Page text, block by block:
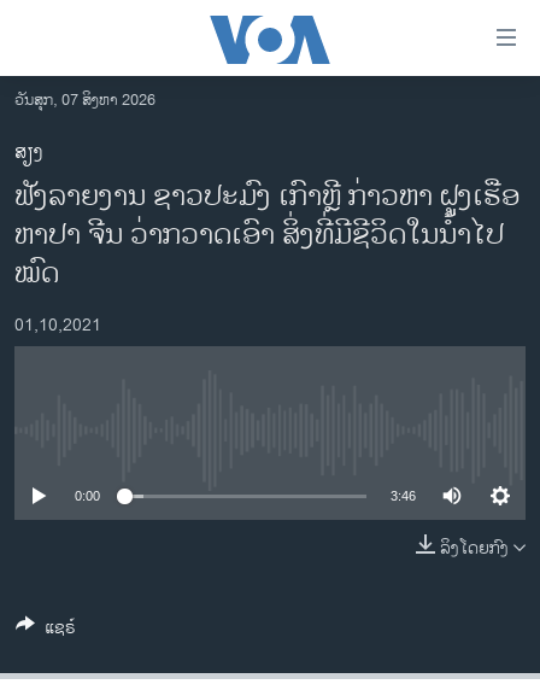
ເຂົ້າ
ຫາ
ຂ້າມ
ຂ້າມ
ຂ້າມ
ໄປ
ຫາ
ຊອກ
ຄົ້ນ
ລາວ
ອາເມຣິກາ
ການເລືອກຕັ້ງ ປະທານາທີບໍດີ ສະຫະລັດ 2024
ໂລກ
ຊຸມຊົນຊາວລາວ
ວັນສຸກ, 07 ສິງຫາ 2026
ສຽງ
ຟັງລາຍງານ ຊາວປະມົງ ເກົາຫຼີ ກ່າວຫາ ຝູງເຮືອ
ຫາປາ ຈີນ ວ່າກວາດເອົາ ສິ່ງທີ່ມີຊີວິດໃນນໍ້າໄປ
ໝົດ
01,10,2021
0:00 3:46
ລິງໂດຍກົງ
ແຊຣ໌